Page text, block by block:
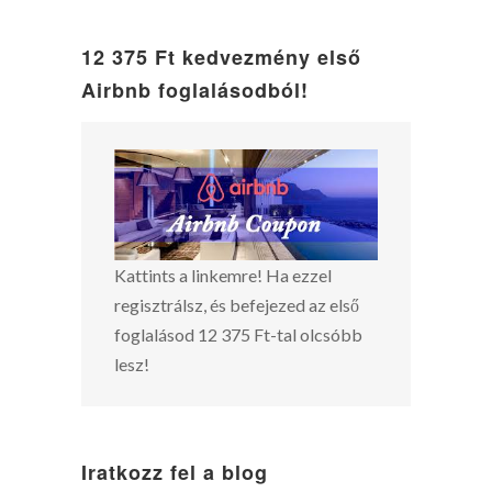
12 375 Ft kedvezmény első
Airbnb foglalásodból!
Kattints a linkemre! Ha ezzel
regisztrálsz, és befejezed az első
foglalásod 12 375 Ft-tal olcsóbb
lesz!
Iratkozz fel a blog